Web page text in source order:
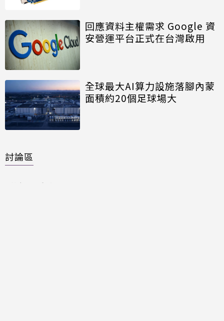
回應資料主權需求 Google 資
安營運平台正式在台灣啟用
全球最大AI算力設施落腳內蒙
面積約20個足球場大
討論區
共有 則留言